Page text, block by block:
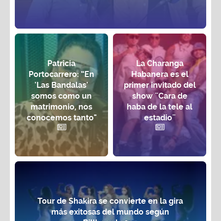
Patricia
Portocarrero: “En
'Las Bandalas'
somos como un
matrimonio, nos
conocemos tanto"
La Charanga
Habanera es el
primer invitado del
show ¨Cara de
haba de la tele al
estadio¨
Tour de Shakira se convierte en la gira
más exitosas del mundo según